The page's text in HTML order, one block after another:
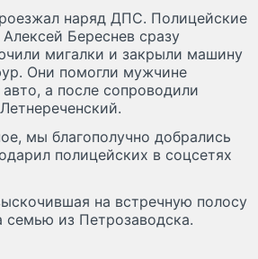
наряд ДПС. Полицейские
Береснев сразу
мигалки и закрыли машину
Они помогли мужчине
а после сопроводили
мы благополучно добрались
полицейских в соцсетях
на встречную полосу
семью из Петрозаводска.